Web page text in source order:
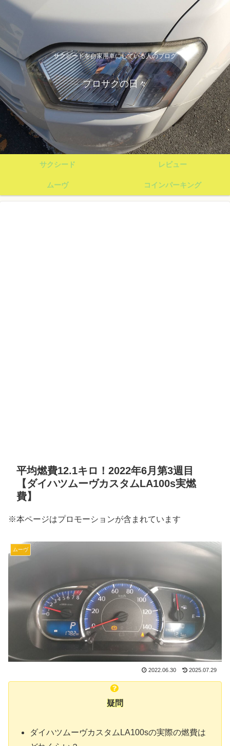
サクシードを自家用車にしている人のブログ
プロサクの日々
サクシード レビュー
ムーヴ コインパーキング
平均燃費12.1キロ！2022年6月第3週目
【ダイハツムーヴカスタムLA100s実燃
費】
※本ページはプロモーションが含まれています
ムーヴ
2022.06.30 2025.07.29
疑問
ダイハツムーヴカスタムLA100sの実際の燃費は